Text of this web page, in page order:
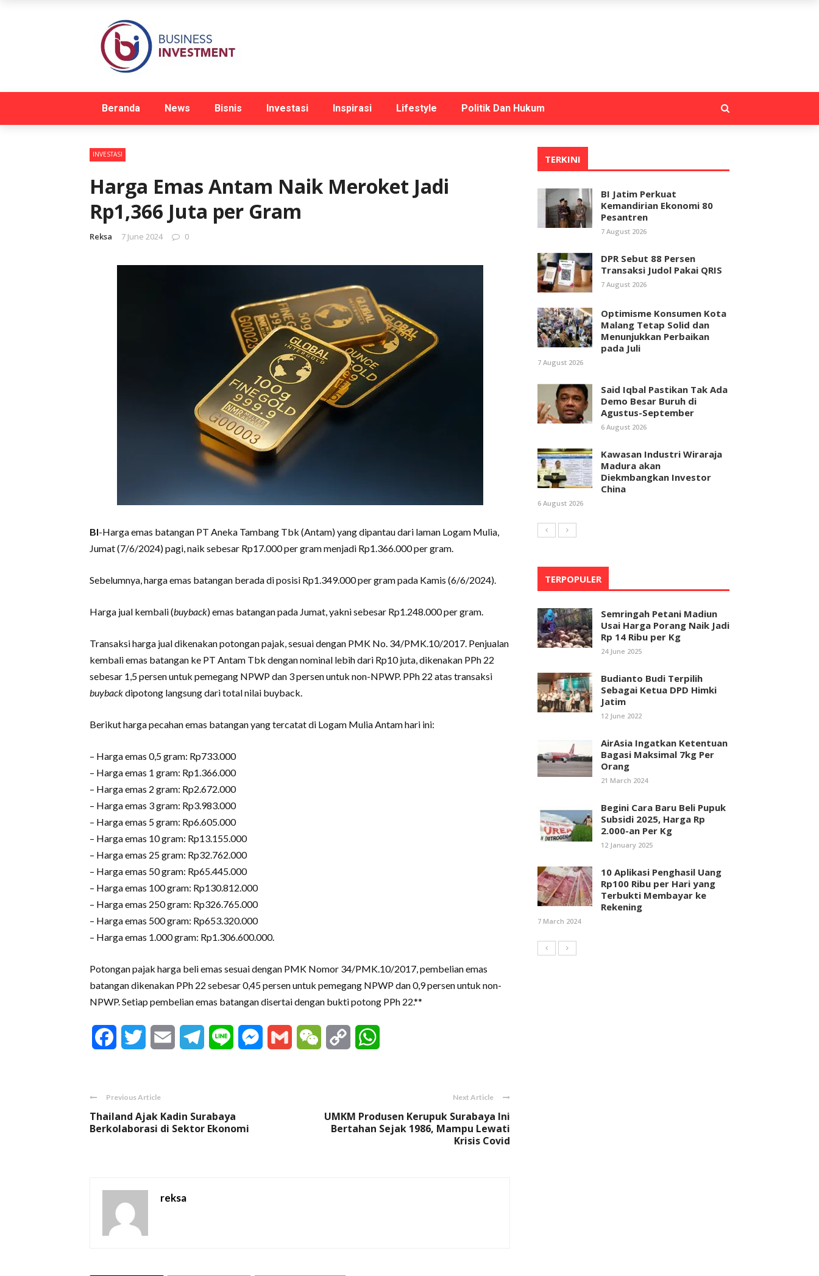
Beranda News Bisnis Investasi Inspirasi Lifestyle Politik Dan Hukum
INVESTASI
Harga Emas Antam Naik Meroket Jadi
Rp1,366 Juta per Gram
Reksa 7 June 2024 0
BI-Harga emas batangan PT Aneka Tambang Tbk (Antam) yang dipantau dari laman Logam Mulia,
Jumat (7/6/2024) pagi, naik sebesar Rp17.000 per gram menjadi Rp1.366.000 per gram.
Sebelumnya, harga emas batangan berada di posisi Rp1.349.000 per gram pada Kamis (6/6/2024).
Harga jual kembali (buyback) emas batangan pada Jumat, yakni sebesar Rp1.248.000 per gram.
Transaksi harga jual dikenakan potongan pajak, sesuai dengan PMK No. 34/PMK.10/2017. Penjualan
kembali emas batangan ke PT Antam Tbk dengan nominal lebih dari Rp10 juta, dikenakan PPh 22
sebesar 1,5 persen untuk pemegang NPWP dan 3 persen untuk non-NPWP. PPh 22 atas transaksi
buybackdipotong langsung dari total nilai buyback.
Berikut harga pecahan emas batangan yang tercatat di Logam Mulia Antam hari ini:
– Harga emas 0,5 gram: Rp733.000
– Harga emas 1 gram: Rp1.366.000
– Harga emas 2 gram: Rp2.672.000
– Harga emas 3 gram: Rp3.983.000
– Harga emas 5 gram: Rp6.605.000
– Harga emas 10 gram: Rp13.155.000
– Harga emas 25 gram: Rp32.762.000
– Harga emas 50 gram: Rp65.445.000
– Harga emas 100 gram: Rp130.812.000
– Harga emas 250 gram: Rp326.765.000
– Harga emas 500 gram: Rp653.320.000
– Harga emas 1.000 gram: Rp1.306.600.000.
Potongan pajak harga beli emas sesuai dengan PMK Nomor 34/PMK.10/2017, pembelian emas
batangan dikenakan PPh 22 sebesar 0,45 persen untuk pemegang NPWP dan 0,9 persen untuk non-
NPWP. Setiap pembelian emas batangan disertai dengan bukti potong PPh 22.**
FacebookTwitter Email Telegram
Line Messenger
Gmail WeChat Copy
Previous Article
Thailand Ajak Kadin Surabaya
Berkolaborasi di Sektor Ekonomi
Next Article
UMKM Produsen Kerupuk Surabaya Ini
Bertahan Sejak 1986, Mampu Lewati
Krisis Covid
reksa
TERKINI
BI Jatim Perkuat
Kemandirian Ekonomi 80
Pesantren
7 August 2026
DPR Sebut 88 Persen
Transaksi Judol Pakai QRIS
7 August 2026
Optimisme Konsumen Kota
Malang Tetap Solid dan
Menunjukkan Perbaikan
pada Juli
7 August 2026
Said Iqbal Pastikan Tak Ada
Demo Besar Buruh di
Agustus-September
6 August 2026
Kawasan Industri Wiraraja
Madura akan
Diekmbangkan Investor
China
6 August 2026
TERPOPULER
Semringah Petani Madiun
Usai Harga Porang Naik Jadi
Rp 14 Ribu per Kg
24 June 2025
Budianto Budi Terpilih
Sebagai Ketua DPD Himki
Jatim
12 June 2022
AirAsia Ingatkan Ketentuan
Bagasi Maksimal 7kg Per
Orang
21 March 2024
Begini Cara Baru Beli Pupuk
Subsidi 2025, Harga Rp
2.000-an Per Kg
12 January 2025
10 Aplikasi Penghasil Uang
Rp100 Ribu per Hari yang
Terbukti Membayar ke
Rekening
7 March 2024